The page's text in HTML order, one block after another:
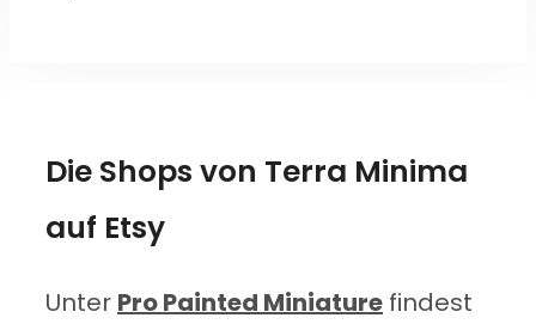
Die Shops von Terra Minima
auf Etsy
Unter Pro Painted Miniature findest